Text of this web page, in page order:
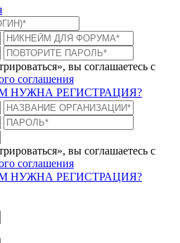
вы соглашаетесь с
соглашения
НУЖНА РЕГИСТРАЦИЯ?
вы соглашаетесь с
соглашения
НУЖНА РЕГИСТРАЦИЯ?